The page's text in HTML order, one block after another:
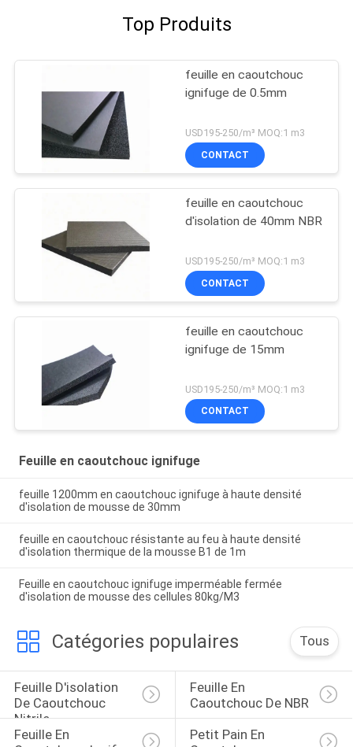
Top Produits
feuille en caoutchouc
ignifuge de 0.5mm
USD195-250/m³ MOQ:1 m3
CONTACT
feuille en caoutchouc
d'isolation de 40mm NBR
USD195-250/m³ MOQ:1 m3
CONTACT
feuille en caoutchouc
ignifuge de 15mm
USD195-250/m³ MOQ:1 m3
CONTACT
Feuille en caoutchouc ignifuge
feuille 1200mm en caoutchouc ignifuge à haute densité
d'isolation de mousse de 30mm
feuille en caoutchouc résistante au feu à haute densité
d'isolation thermique de la mousse B1 de 1m
Feuille en caoutchouc ignifuge imperméable fermée
d'isolation de mousse des cellules 80kg/M3
Catégories populaires Tous
Feuille D'isolation
De Caoutchouc
Nitrile
Feuille En
Caoutchouc De NBR
Feuille En
Petit Pain En